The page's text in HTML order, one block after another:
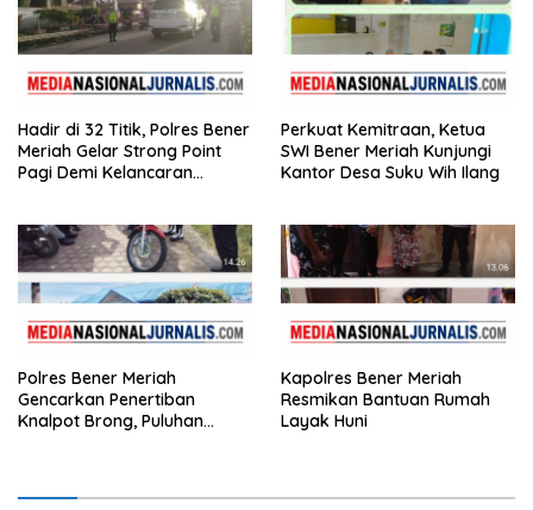
Hadir di 32 Titik, Polres Bener
Meriah Gelar Strong Point
Pagi Demi Kelancaran
Perkuat Kemitraan, Ketua
SWI Bener Meriah Kunjungi
Kantor Desa Suku Wih Ilang
Polres Bener Meriah
Gencarkan Penertiban
Knalpot Brong, Puluhan
Kapolres Bener Meriah
Resmikan Bantuan Rumah
Layak Huni